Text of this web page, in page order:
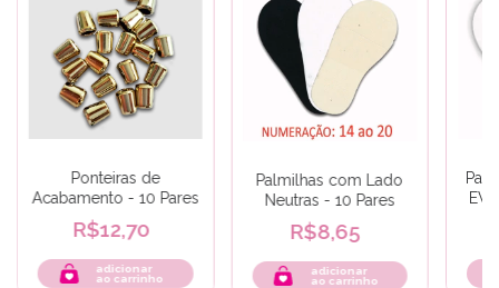
Ponteiras de
Acabamento - 10 Pares
R$12,70
adicionar
ao carrinho
Palmilhas com Lado
Neutras - 10 Pares
R$8,65
adicionar
ao carrinho